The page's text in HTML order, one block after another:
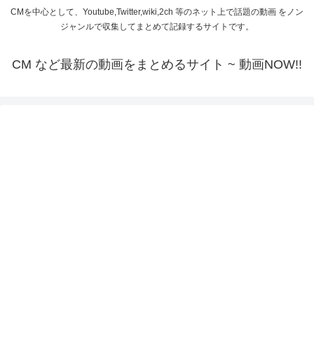
CMを中心として、Youtube,Twitter,wiki,2ch 等のネット上で話題の動画 をノン
ジャンルで収集してまとめて記録するサイトです。
CM など最新の動画をまとめるサイト ~ 動画NOW!!